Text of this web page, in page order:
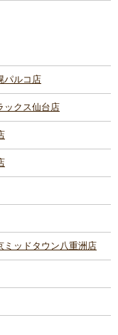
パルコ店
ックス仙台店
ミッドタウン八重洲店